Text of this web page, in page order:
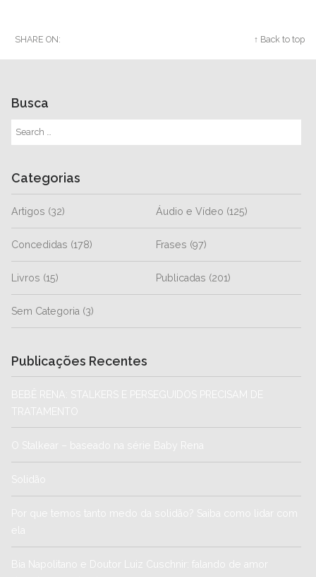
SHARE ON: ↑ Back to top
Busca
Categorias
Artigos (32) Áudio e Vídeo (125)
Concedidas (178) Frases (97)
Livros (15) Publicadas (201)
Sem Categoria (3)
Publicações Recentes
BEBÊ RENA: STALKERS E PERSEGUIDOS PRECISAM DE
TRATAMENTO
O Stalkear – baseado na série Baby Rena
Solidão
Por que temos tanto medo da solidão? Saiba como lidar com
ela
Bia Napolitano e Doutor Luiz Cuschnir: falando de amor